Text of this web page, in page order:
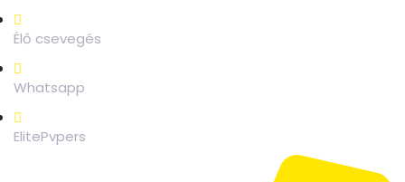
Élő csevegés
Whatsapp
ElitePvpers